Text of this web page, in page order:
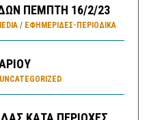
ΠΕΜΠΤΗ 16/2/23
/ ΕΦΗΜΕΡΊΔΕΣ-ΠΕΡΙΟΔΙΚΆ
UNCATEGORIZED